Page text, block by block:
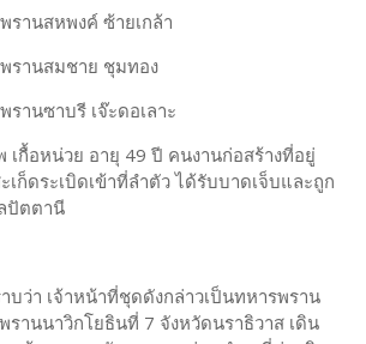
รานสหพงค์ ซ้ายเกล้า
รานสมชาย ชุมทอง
านซาบรี เจ๊ะดอเลาะ
เกื้อหน่วย อายุ 49 ปี คนงานก่อสร้างที่อยู่
เก็ดระเบิดเข้าที่ลำตัว ได้รับบาดเจ็บและถูก
ปัตตานี
บว่า เจ้าหน้าที่ชุดดังกล่าวเป็นทหารพราน
รานนาวิกโยธินที่ 7 จังหวัดนราธิวาส เดิน